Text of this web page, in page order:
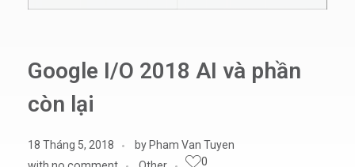
Google I/O 2018 AI và phần
còn lại
18 Tháng 5, 2018 by Pham Van Tuyen
0